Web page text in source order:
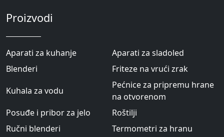
Proizvodi
Aparati za kuhanje
Aparati za sladoled
Blenderi
Friteze na vrući zrak
Kuhala za vodu
Pećnice za pripremu hrane
na otvorenom
Posuđe i pribor za jelo
Roštilji
Ručni blenderi
Termometri za hranu